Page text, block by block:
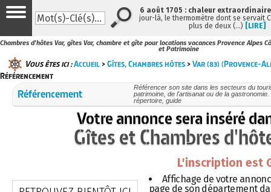
Chambres d'hôtes Var, gîtes Var, chambre et gîte pour locations vacances Provence Alpes
et Patrimoine
Vous êtes ici :Accueil >Gîtes, Chambres hôtes >Var (83) (Provence-
Référencement
Référencement
Référencer son site dans les secteurs du
patrimoine, de l'artisanat ou de la
répertoire, guide
Votre annonce sera inséré
Gîtes et Chambres
L'inscription est
Affichage de votre
page de son département
6 août 1705 : chaleur
jour-là, le thermomètre dont se servait
plus de deux (…) [LIRE]